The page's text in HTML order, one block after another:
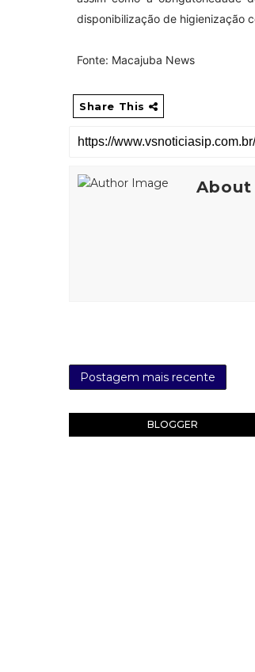
disponibilização de higienização
Fonte: Macajuba News
Share This
About
Postagem mais recente
BLOGGER